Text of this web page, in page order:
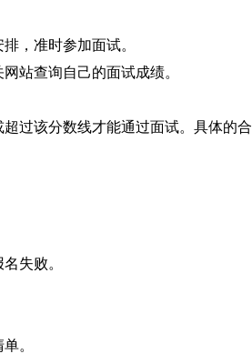
，准时参加面试。
站查询自己的面试成绩。
过该分数线才能通过面试。具体的合
失败。
。